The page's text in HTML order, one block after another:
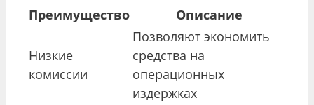
Преимущество
Описание
Низкие
комиссии
Позволяют экономить
средства на
операционных
издержках